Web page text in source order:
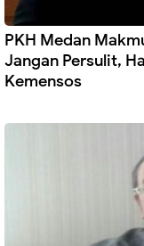
PKH Medan
Jangan Persulit,
Kemensos